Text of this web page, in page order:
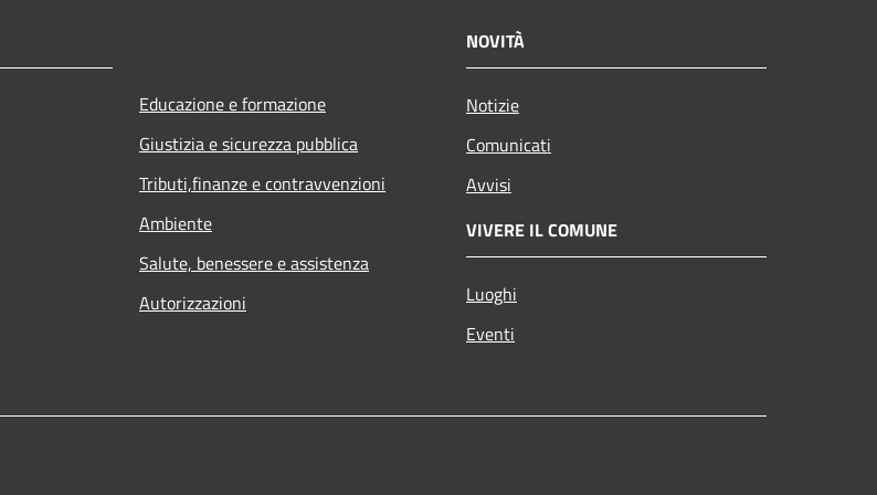
Educazione e formazione
Giustizia e sicurezza pubblica
Tributi,finanze e contravvenzioni
Ambiente
Salute, benessere e assistenza
Autorizzazioni
NOVITÀ
Notizie
Comunicati
Avvisi
VIVERE IL COMUNE
Luoghi
Eventi